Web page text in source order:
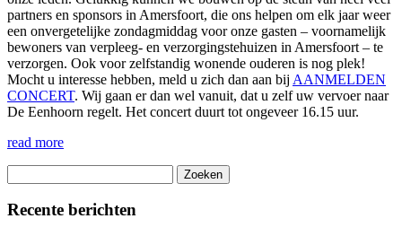
partners en sponsors in Amersfoort, die ons helpen om elk jaar weer
een onvergetelijke zondagmiddag voor onze gasten – voornamelijk
bewoners van verpleeg- en verzorgingstehuizen in Amersfoort – te
verzorgen. Ook voor zelfstandig wonende ouderen is nog plek!
Mocht u interesse hebben, meld u zich dan aan bij AANMELDEN
CONCERT. Wij gaan er dan wel vanuit, dat u zelf uw vervoer naar
De Eenhoorn regelt. Het concert duurt tot ongeveer 16.15 uur.
read more
naar:
Recente berichten